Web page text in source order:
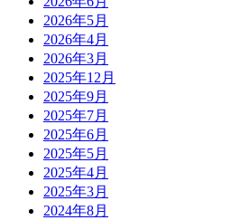
2026年5月
2026年4月
2026年3月
2025年12月
2025年9月
2025年7月
2025年6月
2025年5月
2025年4月
2025年3月
2024年8月